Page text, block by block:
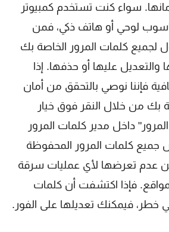
سواء كنت تستخدم كمبيوتر
لوحي أو هاتف ذكي، فمن
لجميع كلمات المرور الخاصة بك
والتعديل عليها أو حذفها. إذا
فإننا نوصي بالتحقق من أمان
بك من خلال النقر فوق خيار
داخل مدير كلمات المرور
جميع كلمات المرور المحفوظة
عدم تعرضها لأي عمليات سرقة
فإذا اكتشفت أن كلمات
خطر، فيمكنك تعديلها على الفور.